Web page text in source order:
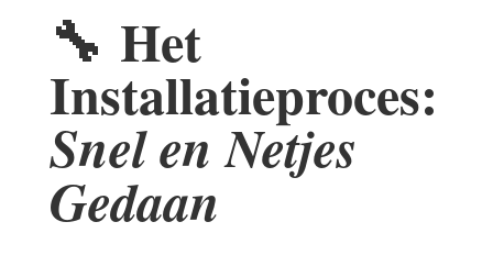
🔧 Het
Installatieproces:
Snel en Netjes
Gedaan